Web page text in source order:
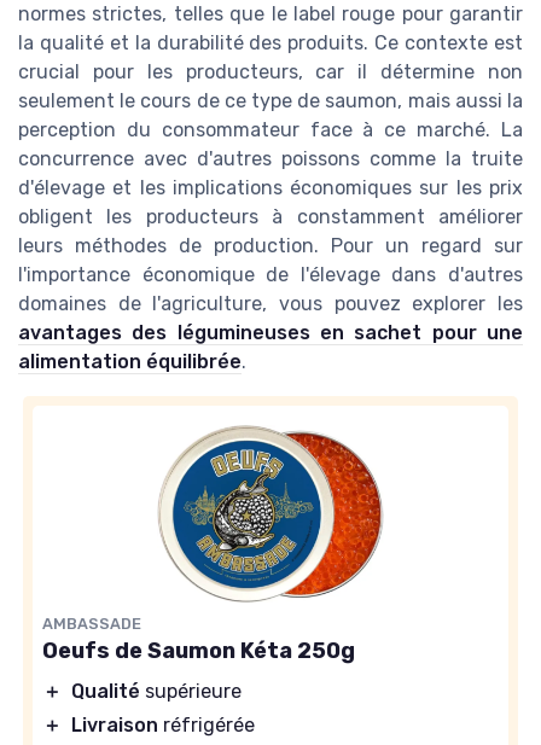
normes strictes, telles que le label rouge pour garantir
la qualité et la durabilité des produits. Ce contexte est
crucial pour les producteurs, car il détermine non
seulement le cours de ce type de saumon, mais aussi la
perception du consommateur face à ce marché. La
concurrence avec d'autres poissons comme la truite
d'élevage et les implications économiques sur les prix
obligent les producteurs à constamment améliorer
leurs méthodes de production. Pour un regard sur
l'importance économique de l'élevage dans d'autres
domaines de l'agriculture, vous pouvez explorer les
avantages des légumineuses en sachet pour une
alimentation équilibrée.
AMBASSADE
Oeufs de Saumon Kéta 250g
＋ Qualité supérieure
＋
Livraison réfrigérée